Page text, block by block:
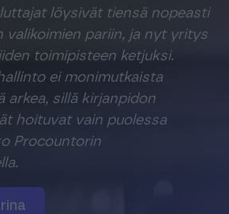
Procountor
Kokeile maksutta
Kirjaudu
löysivät tiensä nopeasti
valikoimien pariin, ja nyt yritys
toimipisteen ketjuksi.
ei monimutkaista
arkea, sillä kirjanpidon
hoituvat vain puolessa
Procountorin